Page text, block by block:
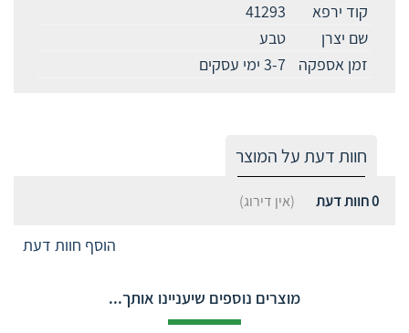
קוד ירפא
41293
שם יצרן
טבע
זמן אספקה
3-7 ימי עסקים
חוות דעת על המוצר
0חוות דעת (אין דירוג)
הוסף חוות דעת
מוצרים נוספים שיעניינו אותך...